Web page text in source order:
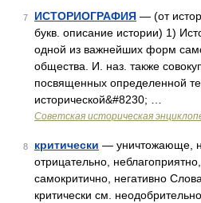
7 ИСТОРИОГРАФИЯ — (от
букв. описание истории) 1)
одной из важнейших форм
общества. И. наз. также
посвященных определенной
исторической&#8230; …
Советская историческая
8 критически — уничтожающе,
отрицательно,
самокритично, негативно
критически см.